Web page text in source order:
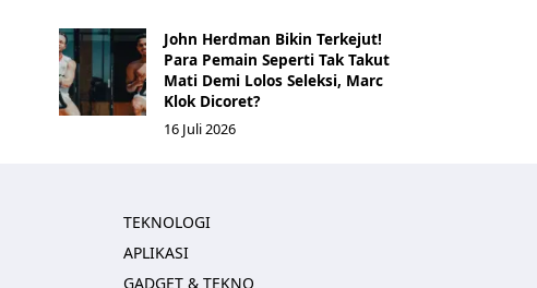
John Herdman Bikin Terkejut!
Para Pemain Seperti Tak Takut
Mati Demi Lolos Seleksi, Marc
Klok Dicoret?
16 Juli 2026
TEKNOLOGI
APLIKASI
GADGET & TEKNO